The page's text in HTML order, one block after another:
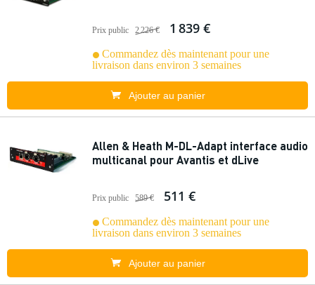
Prix public 2 226 € 1 839 €
Commandez dès maintenant pour une
livraison dans environ 3 semaines
Ajouter au panier
Allen & Heath M-DL-Adapt interface audio
multicanal pour Avantis et dLive
Prix public 589 € 511 €
Commandez dès maintenant pour une
livraison dans environ 3 semaines
Ajouter au panier